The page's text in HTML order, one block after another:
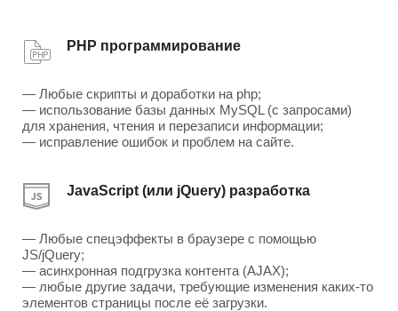
PHP программирование
— Любые скрипты и доработки на php;
— использование базы данных MySQL (с запросами)
для хранения, чтения и перезаписи информации;
— исправление ошибок и проблем на сайте.
JavaScript (или jQuery) разработка
— Любые спецэффекты в браузере с помощью
JS/jQuery;
— асинхронная подгрузка контента (AJAX);
— любые другие задачи, требующие изменения каких-то
элементов страницы после её загрузки.